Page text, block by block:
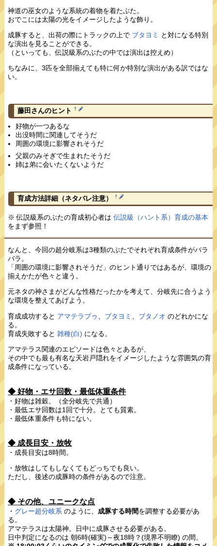
神道の巫女のような系統の着物を着たぶた。
おでこには太陽の光をイメージしたような飾り。
成豚すると、出荷の際にトラックの上で ブタヨミ
と対になる特別
な演出を見ることができる。
（といっても、伝説級系のぶたの中では演出は控えめ）
ちなみに、3匹を全部揃えても特に何か特別な演出がある訳ではな
い。
藤田さんのヒント †
好物が一つあるな
出没時間に関連してそうだ
周囲の環境に影響されそうだ
父親のみそぎで生まれたそうだ
姉は弟に会いたくないようだ
育成方法詳細 （ネタバレ注意） †
※ 伝説級系のぶたの育成初心者は伝説級（ハント系）育成の基本
をまず参照！
なんと、今回の超分岐系は3種類のぶたでそれぞれ育成条件がバラ
バラ。
「周囲の環境に影響されそうだ」のヒント通りではあるが、環境の
揃えかたが色々と違う。
元ネタの神さまがどんな性格だったかを考えて、分岐先に合うよう
な環境を整えてあげよう。
育成成功すると アマテラブゥ ブタヨミ ブタノオ のどれかにな
る。
育成失敗すると雑種(白) になる。
アマテラス関連のエピソードは色々とあるが、
その中でも最も有名な天岩戸隠れをイメージしたような雰囲気の育
成条件になっている。
◆ 好物・エサ回数・最低体重条件
・好物は雑穀。（全分岐先で共通）
・最低エサ回数は1回で十分。とても質素。
・最低体重条件も特にない。
◆ 成長目安・放牧
・成長目安は8時間。
・放牧はしてもしなくてもどっちでも良い。
ただし、後述の成豚時の条件があるので注意。
◆ その他、ユニークな点
・ グレー超分岐系 のように、 成豚する時間を調整する必要があ
る。
アマテラスは太陽神。日中に成豚させる必要がある。
日中判定になるのは 朝6時(確実)～夜18時？(境界不明瞭) の間。